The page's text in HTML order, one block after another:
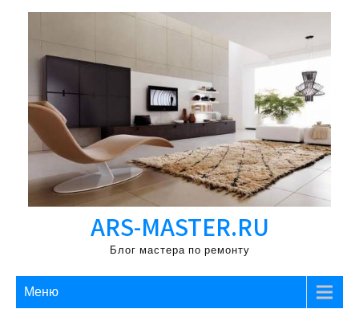
Перейти
ARS-MASTER.RU
Блог мастера по ремонту
Меню